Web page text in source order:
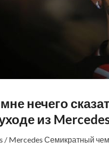
нечего
из
/ Mercedes Семикратный